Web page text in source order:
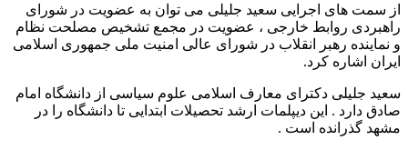
از سمت های اجرایی سعید جلیلی می توان به عضویت در شورای
راهبردی روابط خارجی ، عضویت در مجمع تشخیص مصلحت نظام
و نماینده رهبر انقلاب در شورای عالی امنیت ملی جمهوری اسلامی
ایران اشاره کرد.
سعید جلیلی دکترای معارف اسلامی علوم سیاسی از دانشگاه امام
صادق دارد . این دیپلمات ارشد تحصیلات ابتدایی تا دانشگاه را در
مشهد گذرانده است .